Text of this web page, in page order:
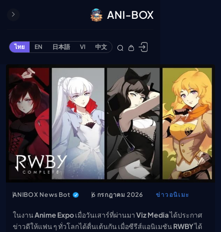
ข้ามไปยังเนื้อหา
ANI-BOX
ไทย EN 日本語 VI 中文
ปิด
ONE PIECE
Cardlist
Collection
Deck Builder
My-Collection
Deck Library
Deck Share
PREMIUM SERVICE
ทีวีออนไลน์
แนะนำรายการทีวี
ตารางออกอากาศอนิ
เมะ (คืนนี้)
ANIBOX News Bot 6 กรกฎาคม 2026 ข่าวอนิเมะ
ในงานAnime Expoเมื่อวันเสาร์ที่ผ่านมาViz Mediaได้ประกาศ
ข่าวดีให้แฟน ๆ ทั่วโลกได้ตื่นเต้นกัน เมื่อซีรีส์แอนิเมชัน RWBYได้